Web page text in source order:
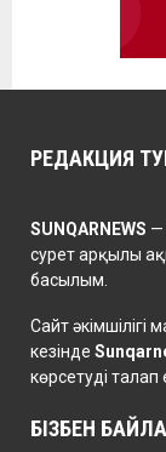
РЕДАКЦИЯ
SUNQARNEWS —
сурет арқылы
басылым.
Сайт әкімшілігі
кезінде
көрсетуді талап
БІЗБЕН